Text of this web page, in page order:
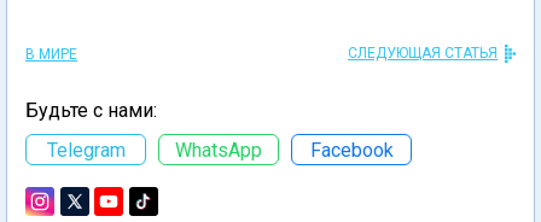
В МИРЕ СЛЕДУЮЩАЯ СТАТЬЯ
Будьте с нами:
Telegram
WhatsApp Facebook